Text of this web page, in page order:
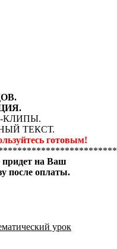
КЛИПЫ.
ТЕКСТ.
готовым!
придет на Ваш
после оплаты.
урок